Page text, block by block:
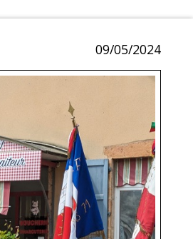
09/05/2024